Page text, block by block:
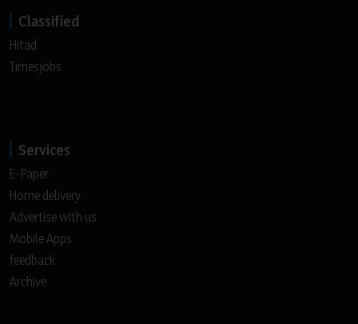
Classified
Hitad
Timesjobs
Services
E-Paper
Home delivery
Advertise with us
Mobile Apps
feedback
Archive